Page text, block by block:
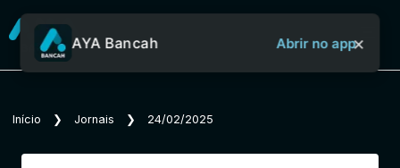
Sobre o Aya Bancah
AYA Bancah Abrir no app×
Início ❯ Jornais ❯ 24/02/2025